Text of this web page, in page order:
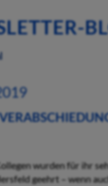
wurden für ihr
geehrt – wenn